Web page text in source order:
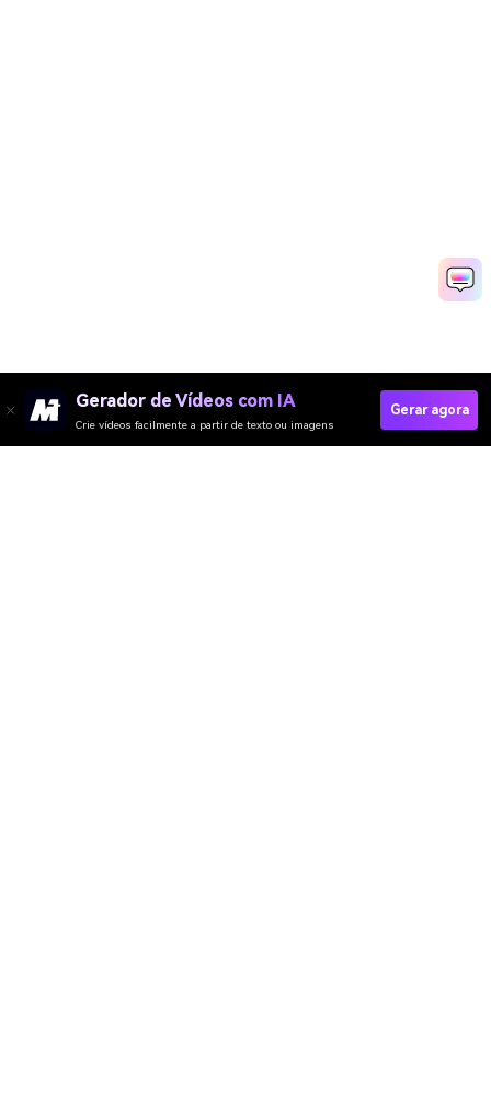
Gerador de Vídeos com IA
Crie vídeos facilmente a partir de texto ou imagens
Gerar agora